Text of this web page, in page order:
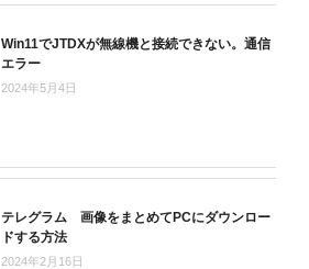
Win11でJTDXが無線機と接続できない。通信
エラー
2024年5月4日
テレグラム 画像をまとめてPCにダウンロー
ドする方法
2024年2月16日